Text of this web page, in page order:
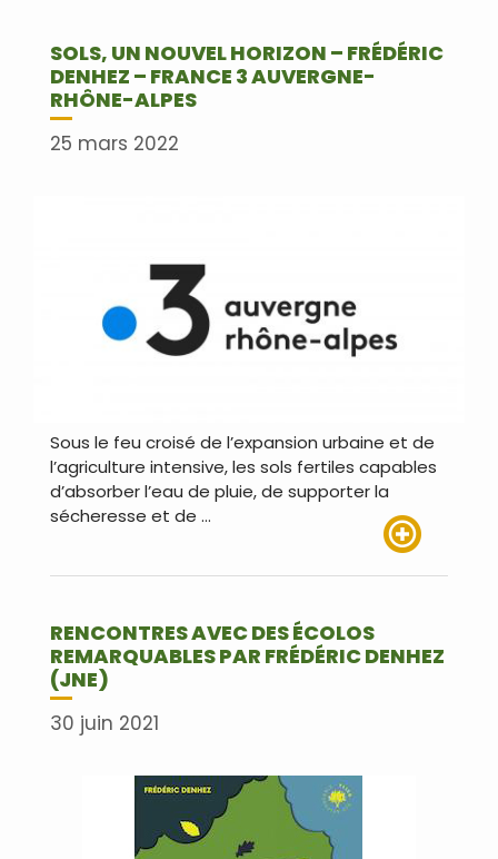
SOLS, UN NOUVEL HORIZON – FRÉDÉRIC
DENHEZ – FRANCE 3 AUVERGNE-
RHÔNE-ALPES
25 mars 2022
Sous le feu croisé de l’expansion urbaine et de
l’agriculture intensive, les sols fertiles capables
d’absorber l’eau de pluie, de supporter la
sécheresse et de …
RENCONTRES AVEC DES ÉCOLOS
REMARQUABLES PAR FRÉDÉRIC DENHEZ
(JNE)
30 juin 2021